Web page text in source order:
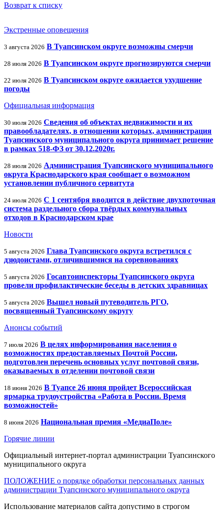
Возврат к списку
Экстренные оповещения
3 августа 2026 В Туапсинском округе возможны смерчи
28 июля 2026 В Туапсинском округе прогнозируются смерчи
22 июля 2026 В Туапсинском округе ожидается ухудшение
погоды
Официальная информация
30 июля 2026 Сведения об объектах недвижимости и их
правообладателях, в отношении которых, администрация
Туапсинского муниципального округа принимает решение
в рамках 518-ФЗ от 30.12.2020г.
28 июля 2026 Администрация Туапсинского муниципального
округа Краснодарского края сообщает о возможном
установлении публичного сервитута
24 июля 2026 С 1 сентября вводится в действие двухпоточная
система раздельного сбора твёрдых коммунальных
отходов в Краснодарском крае
Новости
5 августа 2026 Глава Туапсинского округа встретился с
дзюдоистами, отличившимися на соревнованиях
5 августа 2026 Госавтоинспекторы Туапсинского округа
провели профилактические беседы в детских здравницах
5 августа 2026 Вышел новый путеводитель РГО,
посвященный Туапсинскому округу
Анонсы событий
7 июля 2026 В целях информирования населения о
возможностях предоставляемых Почтой России,
подготовлен перечень основных услуг почтовой связи,
оказываемых в отделении почтовой связи
18 июня 2026 В Туапсе 26 июня пройдет Всероссийская
ярмарка трудоустройства «Работа в России. Время
возможностей»
8 июня 2026 Национальная премия «МедиаПоле»
Горячие линии
Официальный интернет-портал администрации Туапсинского
муниципального округа
ПОЛОЖЕНИЕ о порядке обработки персональных данных
администрации Туапсинского муниципального округа
Использование материалов сайта допустимо в строгом